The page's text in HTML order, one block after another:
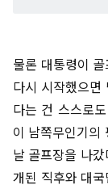
물론 대통령이
다시 시작했으
다는 건 스스로
이 남쪽무인기의
날 골프장을 나
개된 직후와 대